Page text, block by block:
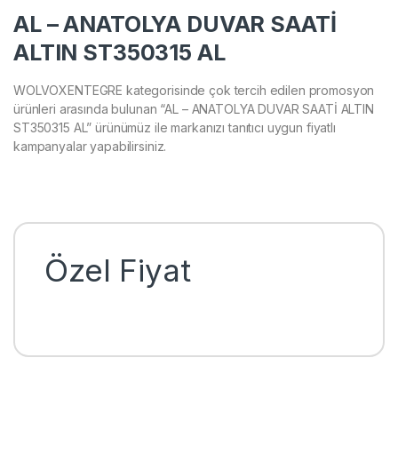
AL – ANATOLYA DUVAR SAATİ
ALTIN ST350315 AL
WOLVOXENTEGRE kategorisinde çok tercih edilen promosyon
ürünleri arasında bulunan “AL – ANATOLYA DUVAR SAATİ ALTIN
ST350315 AL” ürünümüz ile markanızı tanıtıcı uygun fiyatlı
kampanyalar yapabilirsiniz.
Özel Fiyat